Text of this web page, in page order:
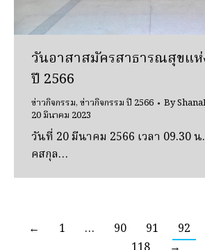
วันอาสาสมัครสาธารณสุขแห่
ปี 2566
ข่าวกิจกรรม,ข่าวกิจกรรม ปี 2566 By
20 มีนาคม 2023
วันที่ 20 มีนาคม 2566 เวลา 09.30 น
คสกุล…
← 1 … 90 91 92